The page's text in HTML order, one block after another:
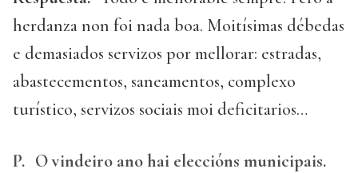
herdanza non foi nada boa. Moitísimas débedas
e demasiados servizos por mellorar: estradas,
abastecementos, saneamentos, complexo
turístico, servizos sociais moi deficitarios…
P. O vindeiro ano hai eleccións municipais.